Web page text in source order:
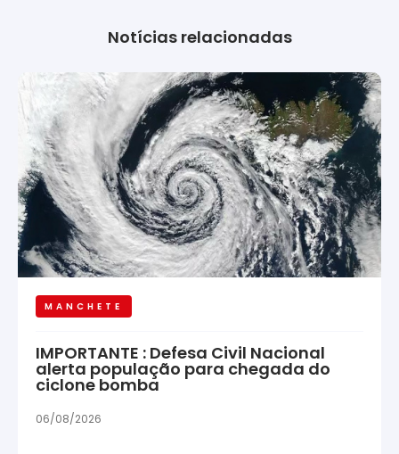
Notícias relacionadas
MANCHETE
IMPORTANTE : Defesa Civil Nacional
alerta população para chegada do
ciclone bomba
06/08/2026